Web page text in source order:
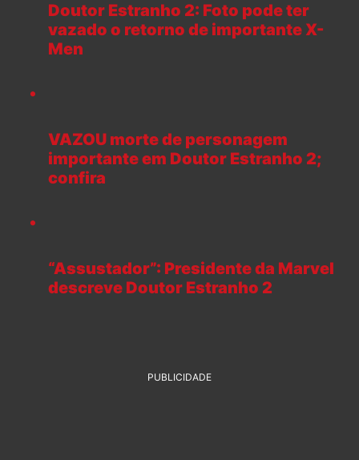
Doutor Estranho 2: Foto pode ter
vazado o retorno de importante X-
Men
VAZOU morte de personagem
importante em Doutor Estranho 2;
confira
“Assustador”: Presidente da Marvel
descreve Doutor Estranho 2
PUBLICIDADE